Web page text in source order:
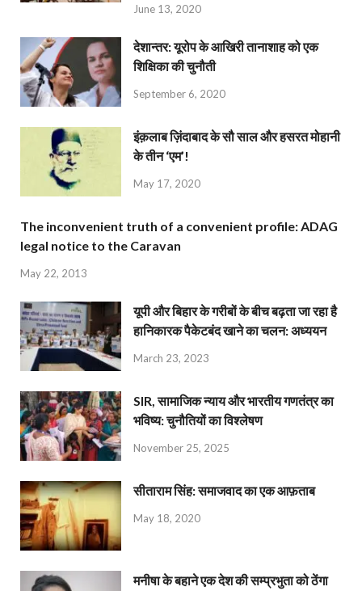
June 13, 2020
देशान्‍तर: यूरोप के आखिरी तानाशाह को एक
शिक्षिका की चुनौती
September 6, 2020
इंक़लाब ज़िंदाबाद के सौ साल और हसरत मोहानी
के तीन ‘एम’!
May 17, 2020
The inconvenient truth of a convenient profile: ADAG
legal notice to the Caravan
May 22, 2013
यूपी और बिहार के गरीबों के बीच बढ़ता जा रहा है
हानिकारक पैकेटबंद खाने का चलन: अध्ययन
March 23, 2023
SIR, सामाजिक न्याय और भारतीय गणतंत्र का
भविष्य: चुनौतियों का विश्लेषण
November 25, 2025
सीताराम सिंह: समाजवाद का एक आफ़ताब
May 18, 2020
मनीषा के बहाने एक देश की सम्प्रभुता को ठेंगा